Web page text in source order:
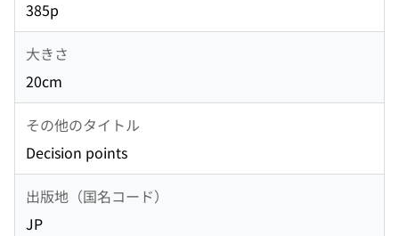
385p
大きさ
20cm
その他のタイトル
Decision points
出版地（国名コード）
JP